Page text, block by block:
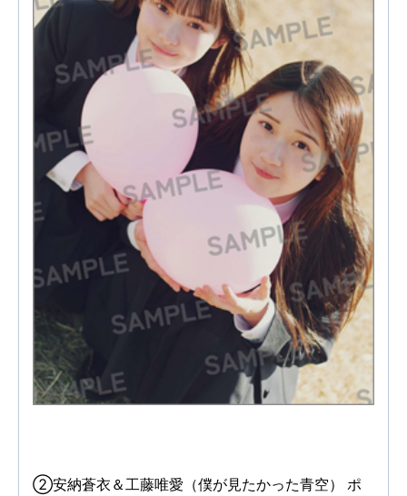
②安納蒼衣＆工藤唯愛（僕が見たかった青空） ポ